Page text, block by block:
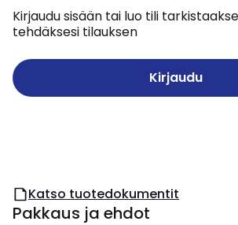
Kirjaudu sisään tai luo tili
tehdäksesi tilauksen
Kirjaudu
Katso tuotedokumentit
Pakkaus ja ehdot